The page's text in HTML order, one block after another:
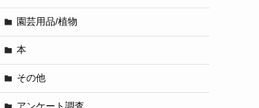
園芸用品/植物
本
その他